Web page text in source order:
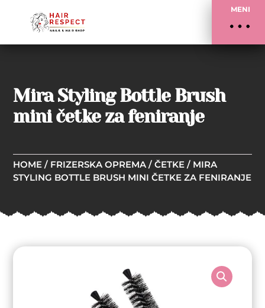
MENI
Mira Styling Bottle Brush
mini četke za feniranje
HOME / FRIZERSKA OPREMA /ČETKE / MIRA
STYLING BOTTLE BRUSH MINI ČETKE ZA FENIRANJE